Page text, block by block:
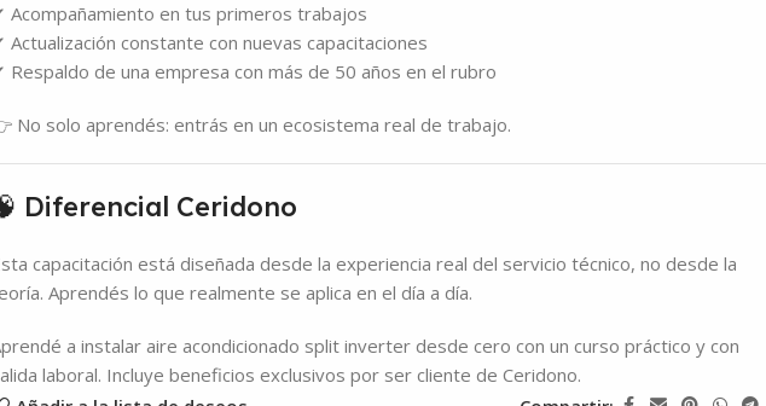
Acompañamiento en tus primeros trabajos
Actualización constante con nuevas capacitaciones
Respaldo de una empresa con más de 50 años en el rubro
No solo aprendés: entrás en un ecosistema real de trabajo.
Diferencial Ceridono
capacitación está diseñada desde la experiencia real del servicio técnico, no desde la
Aprendés lo que realmente se aplica en el día a día.
a instalar aire acondicionado split inverter desde cero con un curso práctico y con
laboral. Incluye beneficios exclusivos por ser cliente de Ceridono.